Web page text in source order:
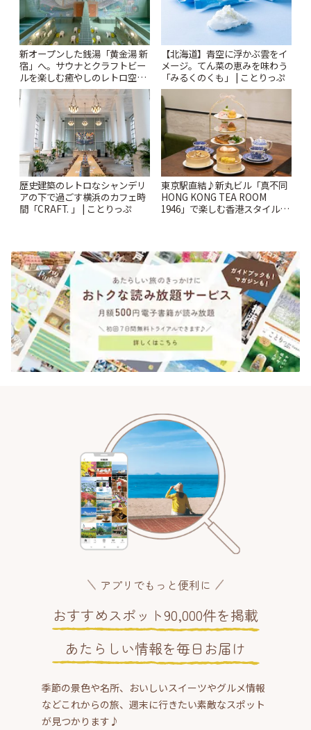
新オープンした銭湯「黄金湯 新
宿」へ。サウナとクラフトビー
ルを楽しむ癒やしのレトロ空間
| ことりっぷ
【北海道】青空に浮かぶ雲をイ
メージ。てん菜の恵みを味わう
「みるくのくも」 | ことりっぷ
歴史建築のレトロなシャンデリ
アの下で過ごす横浜のカフェ時
間「CRAFT. 」 | ことりっぷ
東京駅直結♪新丸ビル「真不同
HONG KONG TEA ROOM
1946」で楽しむ香港スタイルの
アプリでもっと便利に
おすすめスポット90,000件を掲載
あたらしい情報を毎日お届け
季節の景色や名所、おいしいスイーツやグルメ情報
などこれからの旅、週末に行きたい素敵なスポット
が見つかります♪